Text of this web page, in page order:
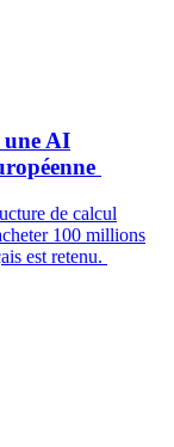
AI
de calcul
100 millions
est retenu.